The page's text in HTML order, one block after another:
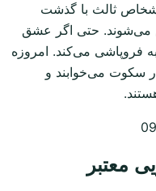
اشخاص ثالث با گذشت
می‌شوند. حتی اگر عشق
فروپاشی می‌کند. امروزه
سکوت می‌خوابند و
معتبر